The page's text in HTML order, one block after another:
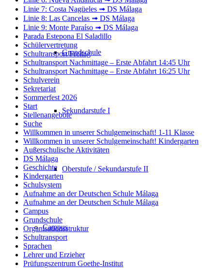
Grundschule
Sekundarstufe I
Oberstufe / Sekundarstufe II
Campus
Linie 7: Costa Nagüeles ➟ DS Málaga
Linie 8: Las Cancelas ➟ DS Málaga
Linie 9: Monte Paraíso ➟ DS Málaga
Parada Estepona El Saladillo
Schülervertretung
Schultransport Freitag
Schultransport Nachmittage – Erste Abfahrt 14:45 Uhr
Schultransport Nachmittage – Erste Abfahrt 16:25 Uhr
Schulverein
Sekretariat
Sommerfest 2026
Start
Stellenangebote
Suche
Willkommen in unserer Schulgemeinschaft! 1-11 Klasse
Willkommen in unserer Schulgemeinschaft! Kindergarten
Außerschulische Aktivitäten
DS Málaga
Geschichte
Kindergarten
Schulsystem
Aufnahme an der Deutschen Schule Málaga
Aufnahme an der Deutschen Schule Málaga
Campus
Grundschule
Organisationsstruktur
Schultransport
Sprachen
Lehrer und Erzieher
Prüfungszentrum Goethe-Institut